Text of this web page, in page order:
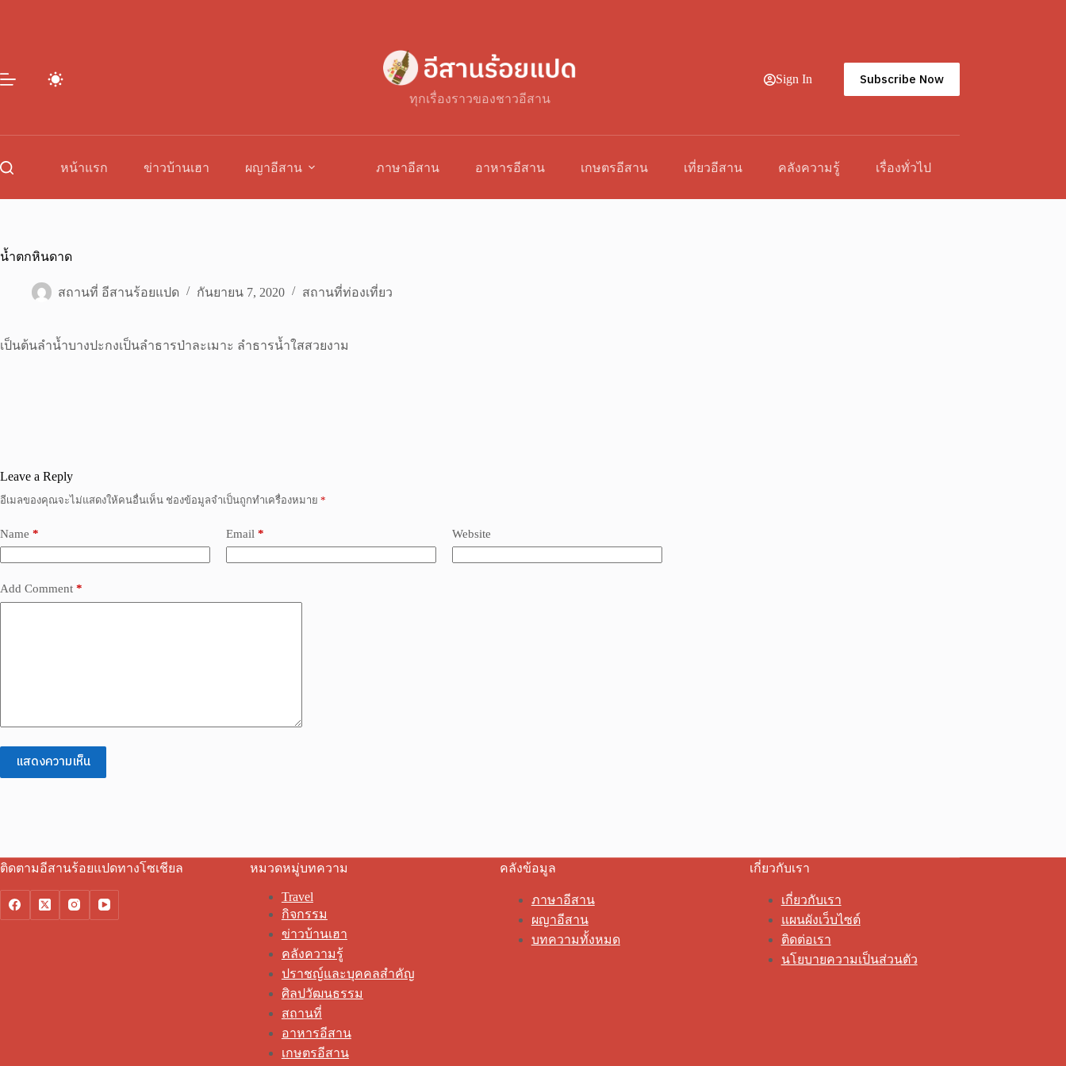
ทุกเรื่องราวของชาวอีสาน
Sign In Subscribe Now
หน้าแรก ข่าวบ้านเฮา ผญาอีสาน ภาษาอีสาน อาหารอีสาน เกษตรอีสาน เที่ยวอีสาน คลังความรู้ เรื่องทั่วไป
น้ำตกหินดาด
สถานที่ อีสานร้อยแปด กันยายน 7, 2020 สถานที่ท่องเที่ยว
เป็นต้นลำน้ำบางปะกงเป็นลำธารป่าละเมาะ ลำธารน้ำใสสวยงาม
Leave a Reply
อีเมลของคุณจะไม่แสดงให้คนอื่นเห็น ช่องข้อมูลจำเป็นถูกทำเครื่องหมาย *
Name * Email * Website
Add Comment *
แสดงความเห็น
ติดตามอีสานร้อยแปดทางโซเชียล หมวดหมู่บทความ
Travel
กิจกรรม
ข่าวบ้านเฮา
คลังความรู้
ปราชญ์และบุคคลสำคัญ
ศิลปวัฒนธรรม
สถานที่
อาหารอีสาน
เกษตรอีสาน
คลังข้อมูล
ภาษาอีสาน
ผญาอีสาน
บทความทั้งหมด
เกี่ยวกับเรา
เกี่ยวกับเรา
แผนผังเว็บไซต์
ติดต่อเรา
นโยบายความเป็นส่วนตัว